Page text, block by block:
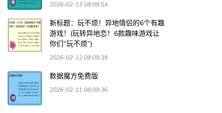
2026-02-13 08:09:54
新标题：玩不烦！异地情侣的6个有趣
游戏！(玩转异地恋！6款趣味游戏让
你们“玩不烦”)
2026-02-12 08:09:39
数据魔方免费版
2026-02-11 08:09:36